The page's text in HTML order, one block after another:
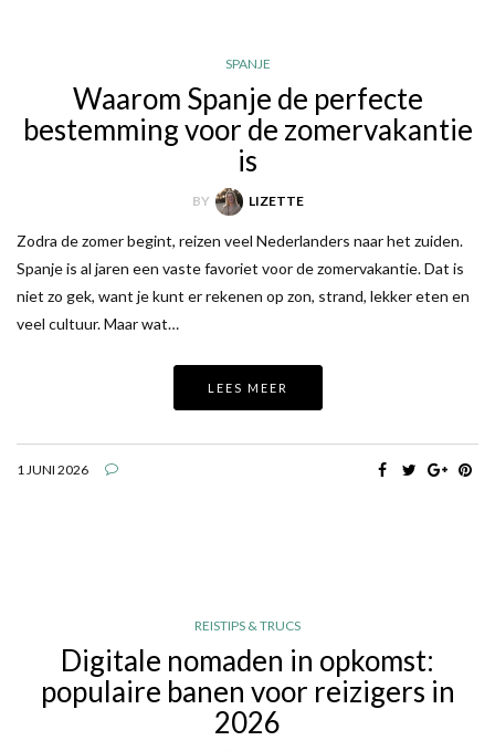
SPANJE
Waarom Spanje de perfecte
bestemming voor de zomervakantie
is
BY LIZETTE
Zodra de zomer begint, reizen veel Nederlanders naar het zuiden.
Spanje is al jaren een vaste favoriet voor de zomervakantie. Dat is
niet zo gek, want je kunt er rekenen op zon, strand, lekker eten en
veel cultuur. Maar wat…
LEES MEER
1 JUNI 2026
REISTIPS & TRUCS
Digitale nomaden in opkomst:
populaire banen voor reizigers in
2026